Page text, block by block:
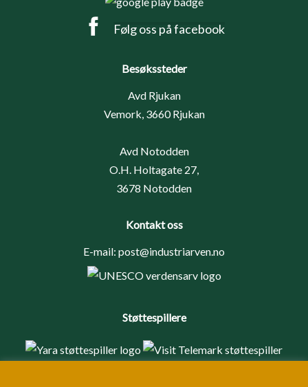
Følg oss på facebook
Besøkssteder
Avd Rjukan
Vemork, 3660 Rjukan
Avd Notodden
O.H. Holtagate 27,
3678 Notodden
Kontakt oss
E-mail: post@industriarven.no
Støttespillere